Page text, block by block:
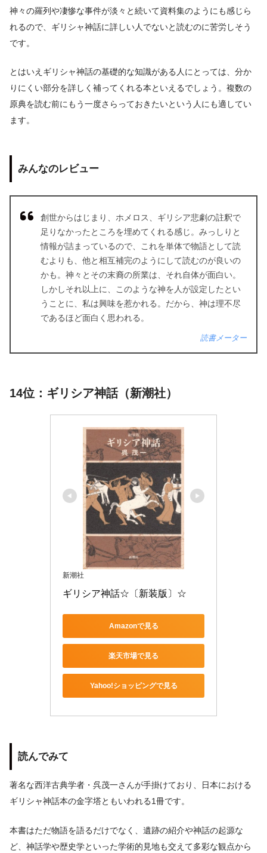
神々の羅列や凄惨な事件が淡々と続いて資料集のようにも感じら
れるので、ギリシャ神話に詳しい人でないと読むのに苦労しそう
です。
とはいえギリシャ神話の基礎的な知識がある人にとっては、分か
りにくい部分を詳しく補ってくれる本といえるでしょう。複数の
原典を読む前にもう一度さらっておきたいという人にも適してい
ます。
みんなのレビュー
創世からはじまり、ホメロス、ギリシア悲劇の註釈で
足りなかったところを埋めてくれる感じ。みっしりと
情報が詰まっているので、これを単体で物語として読
むよりも、他と相互補完のようにして読むのが良いの
かも。神々とその末裔の所業は、それ自体が面白い。
しかしそれ以上に、このような神を人が設定したとい
うことに、私は興味を惹かれる。だから、神は理不尽
であるほど面白く思われる。
読書メーター
14位：ギリシア神話（新潮社）
新潮社
ギリシア神話☆〔新装版〕☆
Amazonで見る
楽天市場で見る
Yahoo!ショッピングで見る
読んでみて
著名な西洋古典学者・呉茂一さんが手掛けており、日本における
ギリシャ神話本の金字塔ともいわれる1冊です。
本書はただ物語を語るだけでなく、遺跡の紹介や神話の起源な
ど、神話学や歴史学といった学術的見地も交えて多彩な観点から